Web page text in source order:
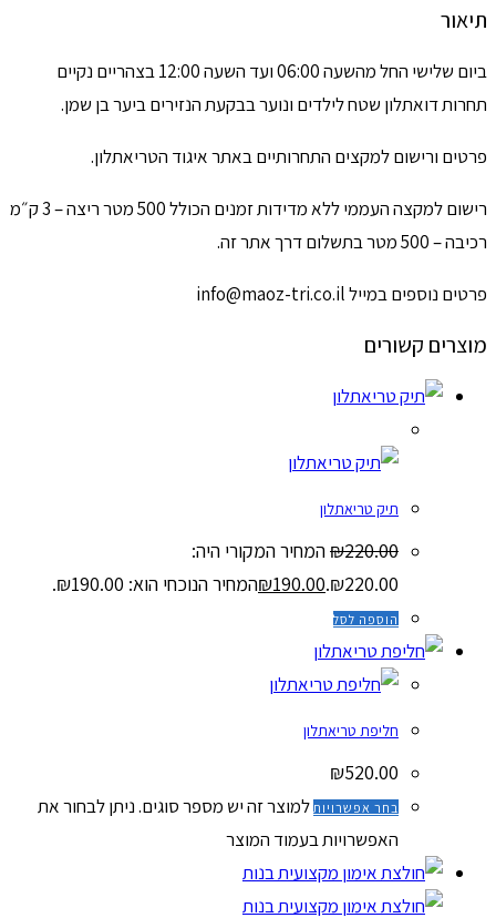
תיאור
ביום שלישי החל מהשעה 06:00 ועד השעה 12:00 בצהריים נקיים
תחרות דואתלון שטח לילדים ונוער בבקעת הנזירים ביער בן שמן.
פרטים ורישום למקצים התחרותיים באתר איגוד הטריאתלון.
רישום למקצה העממי ללא מדידות זמנים הכולל 500 מטר ריצה – 3 ק״מ
רכיבה – 500 מטר בתשלום דרך אתר זה.
פרטים נוספים במייל info@maoz-tri.co.il
מוצרים קשורים
תיק טריאתלון
₪220.00
המחיר המקורי היה:
₪220.00.
₪190.00 המחיר הנוכחי הוא: ₪190.00.
הוספה לסל
חליפת טריאתלון
₪520.00
בחר אפשרויות למוצר זה יש מספר סוגים. ניתן לבחור את
האפשרויות בעמוד המוצר